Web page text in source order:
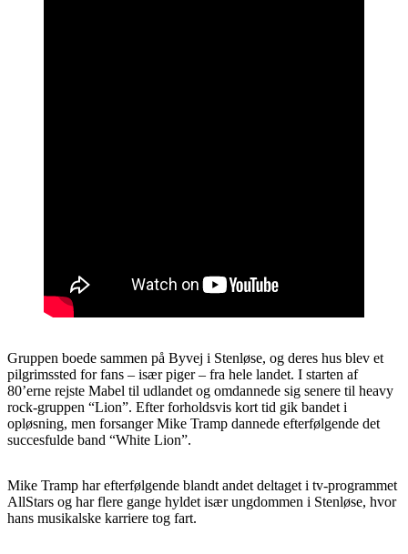
Gruppen boede sammen på Byvej i Stenløse, og deres hus blev et
pilgrimssted for fans – især piger – fra hele landet. I starten af
80’erne rejste Mabel til udlandet og omdannede sig senere til heavy
rock-gruppen “Lion”. Efter forholdsvis kort tid gik bandet i
opløsning, men forsanger Mike Tramp dannede efterfølgende det
succesfulde band “White Lion”.
Mike Tramp har efterfølgende blandt andet deltaget i tv-programmet
AllStars og har flere gange hyldet især ungdommen i Stenløse, hvor
hans musikalske karriere tog fart.